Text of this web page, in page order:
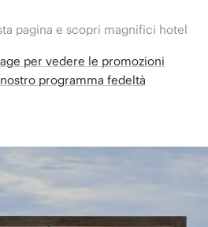
pagina e scopri magnifici hotel
per vedere le promozioni
programma fedeltà